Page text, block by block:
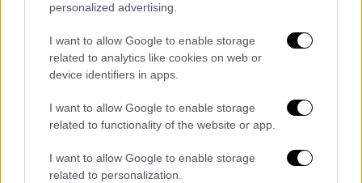
personalized advertising.
I want to allow Google to enable storage
related to analytics like cookies on web or
device identifiers in apps.
I want to allow Google to enable storage
related to functionality of the website or app.
I want to allow Google to enable storage
related to personalization.
Καιρός: Νεφώσεις κατά διαστήματα
αυξημένες, με τοπικές βροχές αρχικά
στα νότια και από το μεσημέρι στα
υπόλοιπα. Από τις απογευματινές ώρες
θα εκδηλωθούν και μεμονωμένες
καταιγίδες.
Άνεμοι: Από ανατολικές διευθύνσεις 3
με 5 και βαθμιαία στα νότια 6 με 7